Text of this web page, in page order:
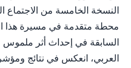
النسخة الخامسة من الاجتماع
محطة متقدمة في مسيرة هذا
السابقة في إحداث أثر
العربي، انعكس في نتائج